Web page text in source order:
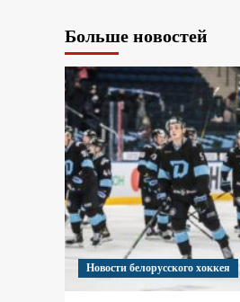
Больше новостей
Новости белорусского хоккея